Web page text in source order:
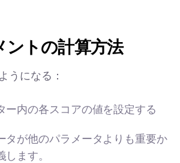
ントの計算方法
うになる：
ー内の各スコアの値を設定する
タが他のパラメータよりも重要か
ます。